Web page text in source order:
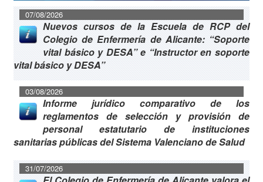
07/08/2026
Nuevos cursos de la Escuela de RCP del
Colegio de Enfermería de Alicante: “Soporte
vital básico y DESA” e “Instructor en soporte
vital básico y DESA”
03/08/2026
Informe jurídico comparativo de los
reglamentos de selección y provisión de
personal estatutario de instituciones
sanitarias públicas del Sistema Valenciano de Salud
31/07/2026